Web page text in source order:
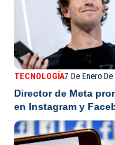
TECNOLOGÍA7 De Enero De
Director de Meta
en Instagram y